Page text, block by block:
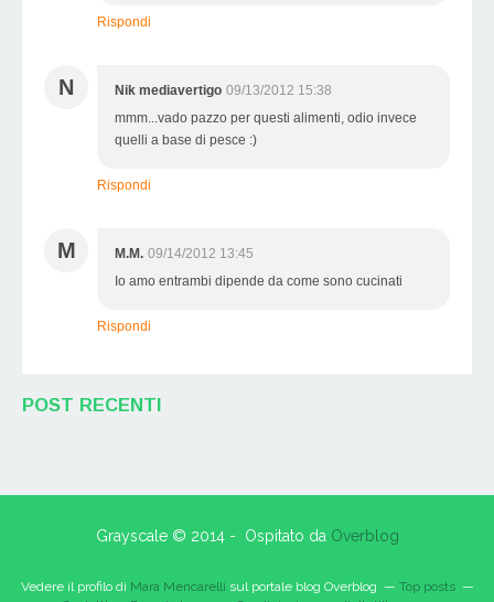
Rispondi
N Nik mediavertigo 09/13/2012 15:38
mmm...vado pazzo per questi alimenti, odio invece
quelli a base di pesce :)
Rispondi
M M.M. 09/14/2012 13:45
Io amo entrambi dipende da come sono cucinati
Rispondi
POST RECENTI
Grayscale © 2014 - Ospitato da Overblog
Vedere il profilo di Mara Mencarelli sul portale blog Overblog
Top posts